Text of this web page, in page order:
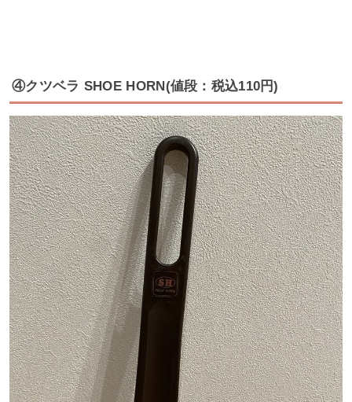
④クツベラ SHOE HORN(値段：税込110円)